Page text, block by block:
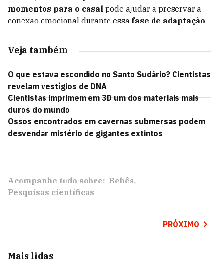
momentos para o casal pode ajudar a preservar a
conexão emocional durante essa fase de adaptação.
Veja também
O que estava escondido no Santo Sudário? Cientistas
revelam vestígios de DNA
Cientistas imprimem em 3D um dos materiais mais
duros do mundo
Ossos encontrados em cavernas submersas podem
desvendar mistério de gigantes extintos
Acompanhe tudo sobre: Bebês
Pesquisas científicas
PRÓXIMO
Mais lidas